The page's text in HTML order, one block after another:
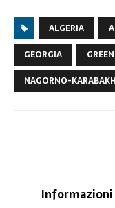
ALGERIA
GEORGIA
NAGORNO-KARABAKH
Informazioni